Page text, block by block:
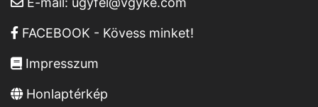
FACEBOOK - Kövess minket!
Impresszum
Honlaptérkép